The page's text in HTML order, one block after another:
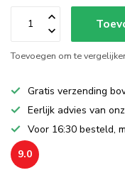
Toevoegen om te
Gratis verzending
Eerlijk advies van
Voor 16:30 besteld,
9.0